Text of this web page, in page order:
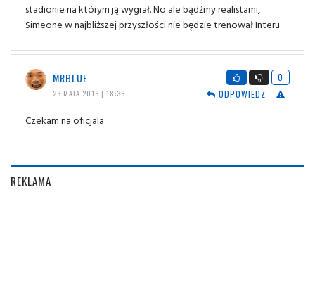
stadionie na którym ją wygrał. No ale bądźmy realistami,
Simeone w najbliższej przyszłości nie będzie trenował Interu.
MRBLUE
23 MAJA 2016 | 18:36
0
ODPOWIEDZ
Czekam na oficjala
REKLAMA